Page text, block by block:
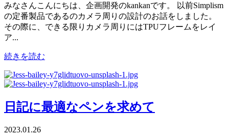
みなさんこんにちは、企画開発のkankanです。 以前Simplism
の定番製品であるのカメラ周りの設計のお話をしました。
その際に、できる限りカメラ周りにはTPUフレームをレイ
ア...
続きを読む
日記に最適なペンを求めて
2023.01.26